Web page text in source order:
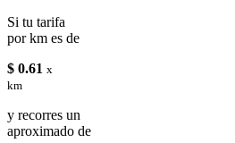
Si tu tarifa
por km es de
$ 0.61 x
km
y recorres un
aproximado de